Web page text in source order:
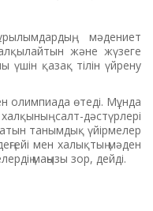
мәдениет
және жүзеге
қазақ тілін үйрену
олимпиада өтеді. Мұнда
салт-дәстүрлері
танымдық үйірмелер
мен халықтың мәден
маңызы зор, дейді.